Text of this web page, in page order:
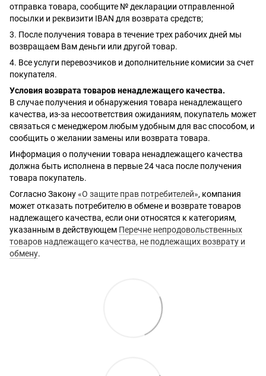
отправка товара, сообщите № декларации отправленной
посылки и реквизити IBAN для возврата средств;
3. После получения товара в течение трех рабочих дней мы
возвращаем Вам деньги или другой товар.
4. Все услуги перевозчиков и дополнительние комисии за счет
покупателя.
Условия возврата товаров ненадлежащего качества.
В случае получения и обнаружения товара ненадлежащего
качества, из-за несоответствия ожиданиям, покупатель может
связаться с менеджером любым удобным для вас способом, и
сообщить о желании замены или возврата товара.
Информация о получении товара ненадлежащего качества
должна быть исполнена в первые 24 часа после получения
товара покупатель.
Согласно Закону«О защите прав потребителей», компания
может отказать потребителю в обмене и возврате товаров
надлежащего качества, если они относятся к категориям,
указанным в действующем Перечне непродовольственных
товаров надлежащего качества, не подлежащих возврату и
обмену.